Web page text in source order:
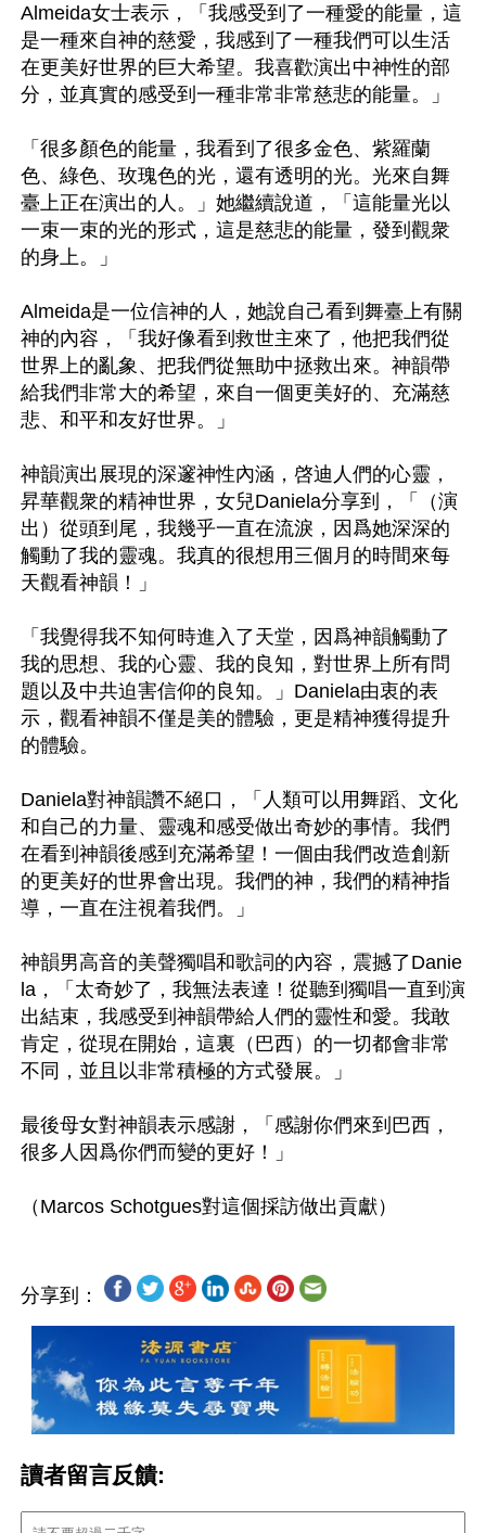
Almeida女士表示，「我感受到了一種愛的能量，這
是一種來自神的慈愛，我感到了一種我們可以生活
在更美好世界的巨大希望。我喜歡演出中神性的部
分，並真實的感受到一種非常非常慈悲的能量。」
「很多顏色的能量，我看到了很多金色、紫羅蘭
色、綠色、玫瑰色的光，還有透明的光。光來自舞
臺上正在演出的人。」她繼續說道，「這能量光以
一束一束的光的形式，這是慈悲的能量，發到觀衆
的身上。」
Almeida是一位信神的人，她說自己看到舞臺上有關
神的內容，「我好像看到救世主來了，他把我們從
世界上的亂象、把我們從無助中拯救出來。神韻帶
給我們非常大的希望，來自一個更美好的、充滿慈
悲、和平和友好世界。」
神韻演出展現的深邃神性內涵，啓迪人們的心靈，
昇華觀衆的精神世界，女兒Daniela分享到，「（演
出）從頭到尾，我幾乎一直在流淚，因爲她深深的
觸動了我的靈魂。我真的很想用三個月的時間來每
天觀看神韻！」
「我覺得我不知何時進入了天堂，因爲神韻觸動了
我的思想、我的心靈、我的良知，對世界上所有問
題以及中共迫害信仰的良知。」Daniela由衷的表
示，觀看神韻不僅是美的體驗，更是精神獲得提升
的體驗。
Daniela對神韻讚不絕口，「人類可以用舞蹈、文化
和自己的力量、靈魂和感受做出奇妙的事情。我們
在看到神韻後感到充滿希望！一個由我們改造創新
的更美好的世界會出現。我們的神，我們的精神指
導，一直在注視着我們。」
神韻男高音的美聲獨唱和歌詞的內容，震撼了Danie
la，「太奇妙了，我無法表達！從聽到獨唱一直到演
出結束，我感受到神韻帶給人們的靈性和愛。我敢
肯定，從現在開始，這裏（巴西）的一切都會非常
不同，並且以非常積極的方式發展。」
最後母女對神韻表示感謝，「感謝你們來到巴西，
很多人因爲你們而變的更好！」
分享到：
讀者留言反饋: